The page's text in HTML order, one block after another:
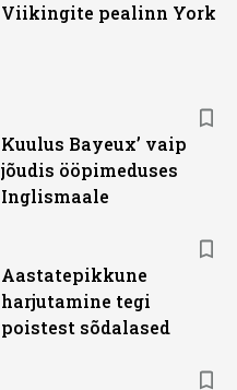
Viikingite pealinn York
Kuulus Bayeux’ vaip
jõudis ööpimeduses
Inglismaale
Aastatepikkune
harjutamine tegi
poistest sõdalased